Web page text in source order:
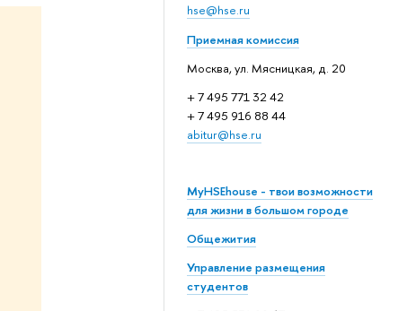
hse@hse.ru
Приемная комиссия
Москва, ул. Мясницкая, д. 20
+ 7 495 771 32 42
+ 7 495 916 88 44
abitur@hse.ru
MyHSEhouse - твои возможности
для жизни в большом городе
Общежития
Управление размещения
студентов